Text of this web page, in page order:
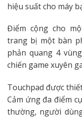
hiệu suất cho máy
Điểm cộng cho
trang bị một bàn
phản quang 4
chiến game xuyên
Touchpad được
Cảm ứng đa điểm
thường, người